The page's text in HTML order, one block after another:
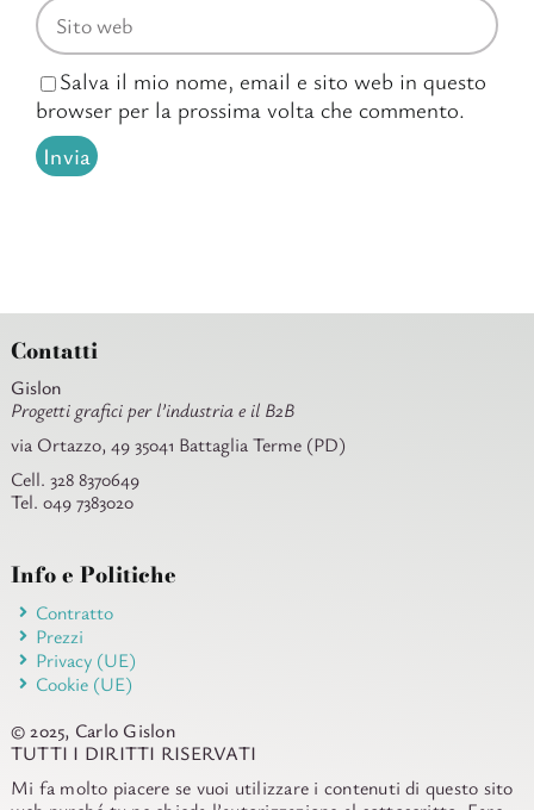
Salva il mio nome, email e sito web in questo
browser per la prossima volta che commento.
Contatti
Gislon
Progetti grafici per l’industria e il B2B
via Ortazzo, 49 35041 Battaglia Terme (PD)
Cell. 328 8370649
Tel. 049 7383020
Info e Politiche
Contratto
Prezzi
Privacy (UE)
Cookie (UE)
© 2025, Carlo Gislon
TUTTI I DIRITTI RISERVATI
Mi fa molto piacere se vuoi utilizzare i contenuti di questo sito